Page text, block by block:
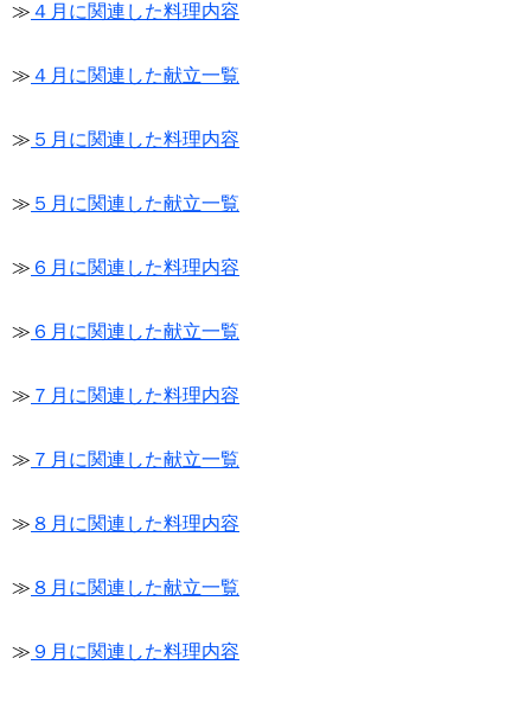
≫ ４月に関連した料理内容
≫ ４月に関連した献立一覧
≫ ５月に関連した料理内容
≫ ５月に関連した献立一覧
≫ ６月に関連した料理内容
≫ ６月に関連した献立一覧
≫ ７月に関連した料理内容
≫ ７月に関連した献立一覧
≫ ８月に関連した料理内容
≫ ８月に関連した献立一覧
≫ ９月に関連した料理内容